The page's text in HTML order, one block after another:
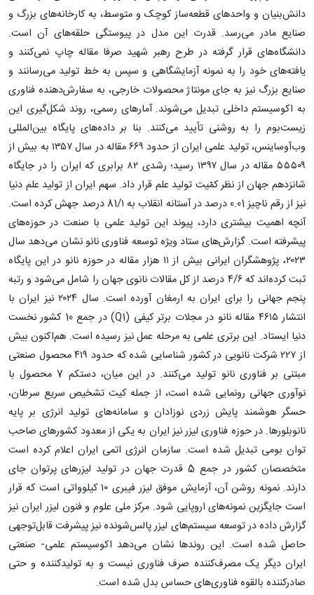
دانش‌بنیان و واحدهای قطعه‌ساز کوچک و متوسط، به کارخانه‌های بزرگ و
صنایع مادر می‌رسد. قدرت این مدل در پیوستگی حلقه‌های آن است.
دانشگاه‌های قرار گرفته در طرح رهبر شهید صرفا مقاله چاپ نمی‌کنند و
یافته‌های خود را به نمونه آزمایشگاهی و سپس به خط تولید می‌رسانند و
صنایع بزرگ نیز به جای مونتاژ محصولات خارجی، به سفارش‌دهنده فناوری
به اکوسیستم داخلی تبدیل می‌شوند. آمارهای رسمی، روند شکل‌گیری این
زیست‌بوم را به ‌روشنی تأیید می‌کنند. بنا بر داده‌های پایگاه بین‌المللی
وب‌آو‌ساینس، تولید علمی ایران از حدود ۶۶۹ مقاله در سال ۱۳۵۷ به بیش از
۵۵۵۰۹ مقاله در سال ۱۳۹۷ رسید؛ رشدی ۸۲ برابری که ایران را در جایگاه
شانزدهم جهان از نظر کمّیت تولید علم قرار داد. سهم ایران از تولید علم دنیا
نیز از رقم ناچیز 0.01 درصد در آستانه انقلاب به 81/۱ درصد جهش کرده است.
آنچه اهمیت بیشتری دارد، پیوند این تولید علمی با صنعت در حوزه‌های
پیشرفته است. گزارش‌های ستاد ویژه توسعه فناوری نانو نشان می‌دهد سال
۲۰۲۳، پژوهشگران ایرانی بیش از ۱۱ هزار مقاله در حوزه نانو در این پایگاه
ثبت کرده‌اند که ۴/۶ درصد از کل مقالات نانوی جهان را شامل می‌شود و رتبه
پنجم جهانی را برای ایران به ارمغان آورده است. سال ۲۰۲۴ نیز ایران با
انتشار ۴۶۱۵ مقاله نانو در مجلات برتر کیفی (Q1) در جمع 10 کشور نخست
دنیا ایستاد. این برتری علمی به مرحله عمل نیز رسیده است. هم‌اکنون بیش
از ۲۲۷ شرکت نانویی در کشور شناسایی شده‌ که حدود ۴۱۹ محصول صنعتی
مبتنی بر فناوری نانو تولید می‌کنند. در این میان، دستکم 7 محصول با
نوآوری جهانی رونمایی شده است، از جمله کیت تشخیص سریع سرطان،
حسگر هوشمند پایش زردی نوزادان و سامانه‌های تولید انرژی بر پایه
نانوبلورها. در حوزه فناوری لیزر نیز ایران به یکی از معدود کشورهای صاحب
توان بومی تبدیل شده است. سازمان انرژی اتمی ایران اعلام کرده است
متخصصان کشور در جمع 5 قدرت جهان در تولید لیزرهای پرتوان جای
دارند. نمونه روشن آن، آزمایش موفق لیزر فیبری ۱۰ کیلوواتی است که قرار
است جایگزین نمونه‌های اروپایی شود. مرکز ملی علوم و فنون لیزر ایران نیز
گزارش داده در توسعه سیستم‌های لیزر پالس‌شونده نیز پیشرفت قابل‌توجهی
حاصل شده است. این روندها نشان می‌دهد اکوسیستم علمی- صنعتی
ایران دیگر یک مصرف‌کننده صرف فناوری نیست و به تولیدکننده و حتی
صادرکننده بالقوه فناوری‌های حساس بدل شده است.